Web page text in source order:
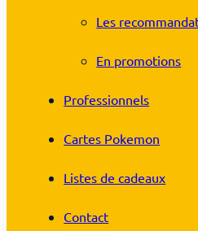
Les
En promotions
Professionnels
Cartes Pokemon
Listes de cadeaux
Contact